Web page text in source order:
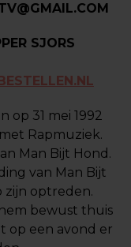
SJORS
op 31 mei 1992
Rapmuziek.
Man Bijt Hond.
van Man Bijt
zijn optreden.
bewust thuis
op een avond er